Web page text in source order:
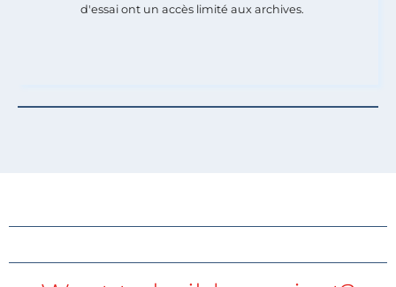
d'essai ont un accès limité aux archives.